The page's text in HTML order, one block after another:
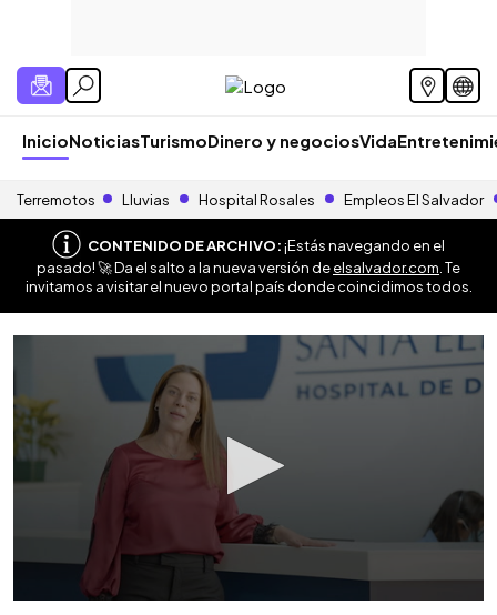
InicioNoticiasTurismoDinero y negociosVida
Terremotos Lluvias Hospital Rosales Empleos El Salvador
CONTENIDO DE ARCHIVO:¡Estás navegando en el
pasado! 🚀 Da el salto a la nueva versión deelsalvador.com . Te
invitamos a visitar el nuevo portal país donde coincidimos todos.